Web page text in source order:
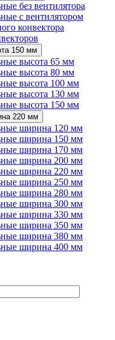
без вентилятора
с вентилятором
конвектора
150 мм
высота 65 мм
высота 80 мм
высота 100 мм
высота 130 мм
высота 150 мм
220 мм
ширина 120 мм
ширина 150 мм
ширина 170 мм
ширина 200 мм
ширина 220 мм
ширина 250 мм
ширина 280 мм
ширина 300 мм
ширина 330 мм
ширина 350 мм
ширина 380 мм
ширина 400 мм